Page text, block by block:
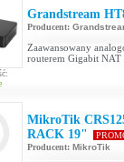
Grandstream
Producent:
Zaawansowany
routerem Gigabit NAT
MikroTik
RACK 19"
Producent: MikroTik